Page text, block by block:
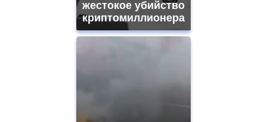
жестокое убийство
криптомиллионера